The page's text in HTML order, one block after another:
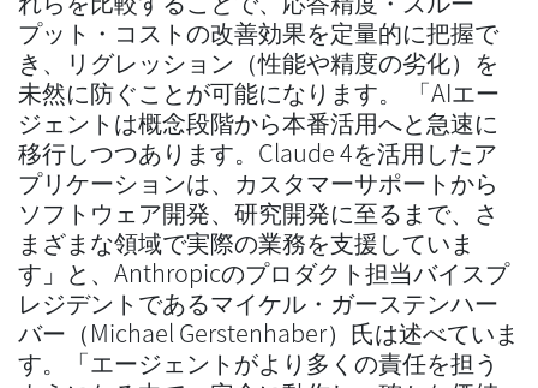
プット・コストの改善効果を定量的に把握で
き、リグレッション（性能や精度の劣化）を
未然に防ぐことが可能になります。 「AIエー
ジェントは概念段階から本番活用へと急速に
移行しつつあります。Claude 4を活用したア
プリケーションは、カスタマーサポートから
ソフトウェア開発、研究開発に至るまで、さ
まざまな領域で実際の業務を支援していま
す」と、Anthropicのプロダクト担当バイスプ
レジデントであるマイケル・ガーステンハー
バー（Michael Gerstenhaber）氏は述べていま
す。「エージェントがより多くの責任を担う